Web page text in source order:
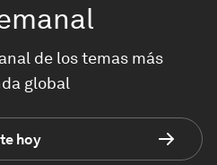
de los temas más
global
hoy